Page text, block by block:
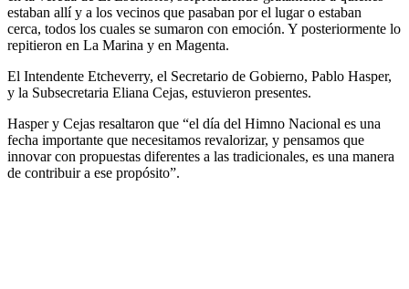
estaban allí y a los vecinos que pasaban por el lugar o estaban
cerca, todos los cuales se sumaron con emoción. Y posteriormente lo
repitieron en La Marina y en Magenta.
El Intendente Etcheverry, el Secretario de Gobierno, Pablo Hasper,
y la Subsecretaria Eliana Cejas, estuvieron presentes.
Hasper y Cejas resaltaron que “el día del Himno Nacional es una
fecha importante que necesitamos revalorizar, y pensamos que
innovar con propuestas diferentes a las tradicionales, es una manera
de contribuir a ese propósito”.